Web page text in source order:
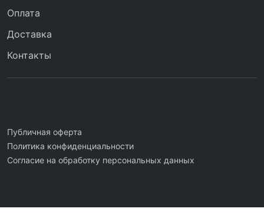
Оплата
Доставка
Контакты
Публичная оферта
Политика конфиденциальности
Согласие на обработку персональных данных